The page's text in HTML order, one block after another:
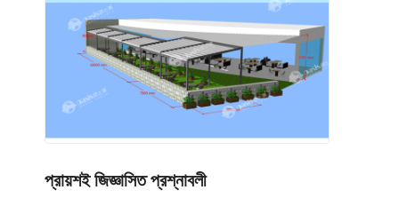
প্রায়শই জিজ্ঞাসিত প্রশ্নাবলী